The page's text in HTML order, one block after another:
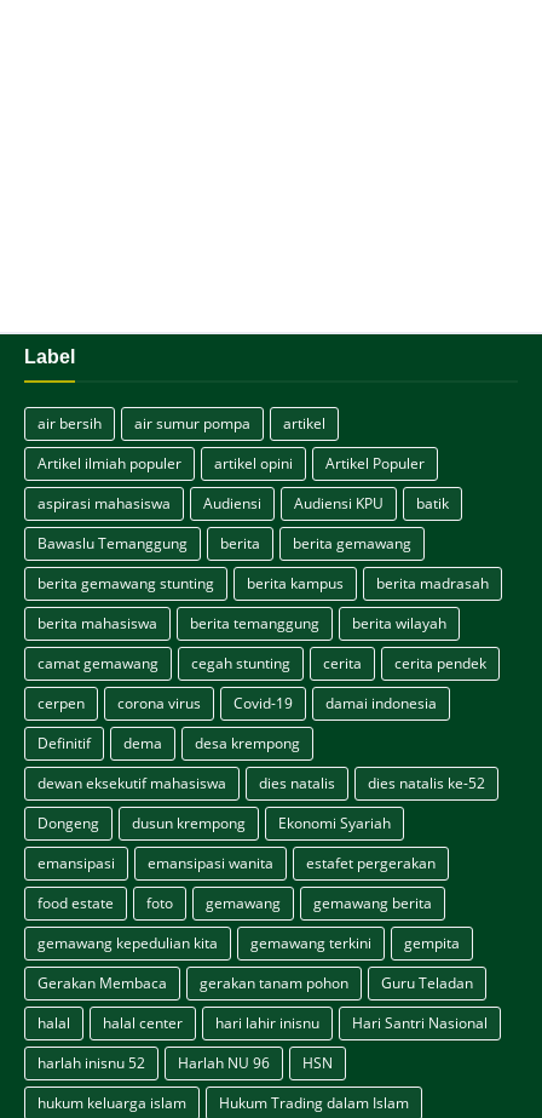
Label
air bersih air sumur pompa
artikel
Artikel ilmiah populer
artikel opini
Artikel Populer
aspirasi mahasiswa
Audiensi Audiensi KPU
batik
Bawaslu Temanggung
berita
berita gemawang
berita gemawang stunting
berita kampus
berita madrasah
berita mahasiswa
berita temanggung
berita wilayah
camat gemawang
cegah stunting cerita
cerita pendek
cerpen
corona virus Covid-19
damai indonesia
Definitif
dema
desa krempong
dewan eksekutif mahasiswa
dies natalis
dies natalis ke-52
Dongeng
dusun krempong
Ekonomi Syariah
emansipasi
emansipasi wanita
estafet pergerakan
food estate
foto gemawang
gemawang berita
gemawang kepedulian kita
gemawang terkini
gempita
Gerakan Membaca
gerakan tanam pohon
Guru Teladan
halal
halal center hari lahir inisnu
Hari Santri Nasional
harlah inisnu 52
Harlah NU 96
HSN
hukum keluarga islam
Hukum Trading dalam Islam